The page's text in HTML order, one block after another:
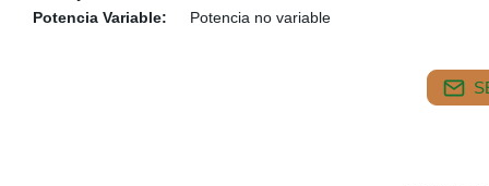
Potencia Variable:
Potencia no variable